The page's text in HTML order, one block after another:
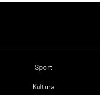
Sport
Kultura